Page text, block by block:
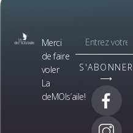
Merci
de faire
voler
La
deMOIs’aile!
S'ABONNER
⟶